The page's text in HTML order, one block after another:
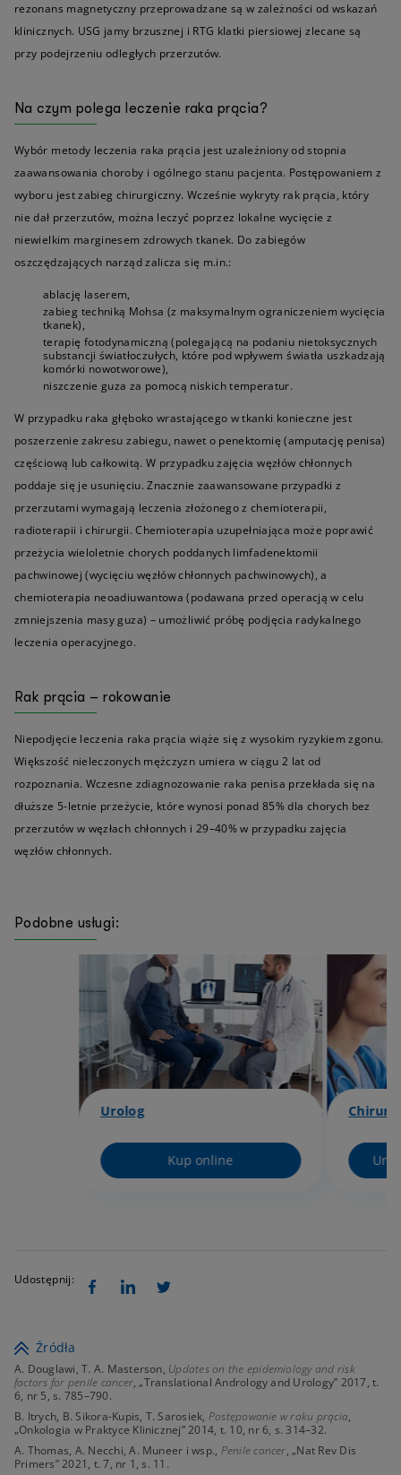
rezonans magnetyczny przeprowadzane są w zależności od wskazań
klinicznych. USG jamy brzusznej i RTG klatki piersiowej zlecane są
przy podejrzeniu odległych przerzutów.
Na czym polega leczenie raka prącia?
Wybór metody leczenia raka prącia jest uzależniony od stopnia
zaawansowania choroby i ogólnego stanu pacjenta. Postępowaniem z
wyboru jest zabieg chirurgiczny. Wcześnie wykryty rak prącia, który
nie dał przerzutów, można leczyć poprzez lokalne wycięcie z
niewielkim marginesem zdrowych tkanek. Do zabiegów
oszczędzających narząd zalicza się m.in.:
ablację laserem,
zabieg techniką Mohsa (z maksymalnym ograniczeniem wycięcia
tkanek),
terapię fotodynamiczną (polegającą na podaniu nietoksycznych
substancji światłoczułych, które pod wpływem światła uszkadzają
komórki nowotworowe),
niszczenie guza za pomocą niskich temperatur.
W przypadku raka głęboko wrastającego w tkanki konieczne jest
poszerzenie zakresu zabiegu, nawet o penektomię (amputację penisa)
częściową lub całkowitą. W przypadku zajęcia węzłów chłonnych
poddaje się je usunięciu. Znacznie zaawansowane przypadki z
przerzutami wymagają leczenia złożonego z chemioterapii,
radioterapii i chirurgii. Chemioterapia uzupełniająca może poprawić
przeżycia wieloletnie chorych poddanych limfadenektomii
pachwinowej (wycięciu węzłów chłonnych pachwinowych), a
chemioterapia neoadiuwantowa (podawana przed operacją w celu
zmniejszenia masy guza) – umożliwić próbę podjęcia radykalnego
leczenia operacyjnego.
Rak prącia – rokowanie
Niepodjęcie leczenia raka prącia wiąże się z wysokim ryzykiem zgonu.
Większość nieleczonych mężczyzn umiera w ciągu 2 lat od
rozpoznania. Wczesne zdiagnozowanie raka penisa przekłada się na
dłuższe 5-letnie przeżycie, które wynosi ponad 85% dla chorych bez
przerzutów w węzłach chłonnych i 29–40% w przypadku zajęcia
węzłów chłonnych.
Podobne usługi:
Urolog
Kup online
Udostępnij:
Źródła
A. Douglawi, T. A. Masterson, Updates on the epidemiology and risk
factors for penile cancer, „Translational Andrology and Urology” 2017, t.
6, nr 5, s. 785–790.
B. Itrych, B. Sikora-Kupis, T. Sarosiek, Postępowanie w raku prącia,
„Onkologia w Praktyce Klinicznej” 2014, t. 10, nr 6, s. 314–32.
A. Thomas, A. Necchi, A. Muneer i wsp., Penile cancer, „Nat Rev Dis
Primers” 2021, t. 7, nr 1, s. 11.